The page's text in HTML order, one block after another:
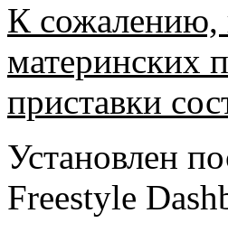
К сожалению,
материнских
приставки
Установлен
Freestyle